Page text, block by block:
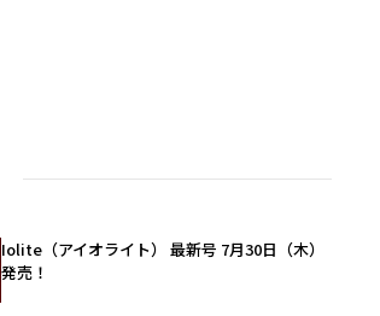
Iolite（アイオライト） 最新号 7月30日（木）
発売！